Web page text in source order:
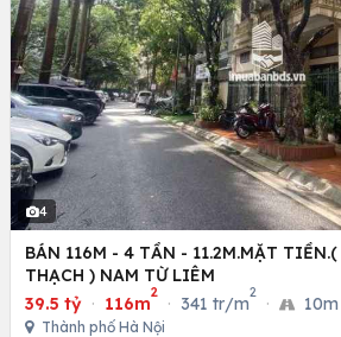
4
BÁN 116M - 4 TẦN - 11.2M.MẶT TIỀN.(
THẠCH ) NAM TỪ LIÊM
39.5 tỷ · 116m
2
· 341 tr/m
2
· 10m
Thành phố Hà Nội